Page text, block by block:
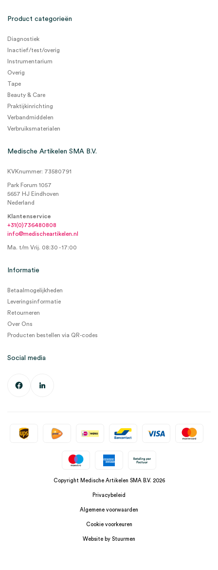
Product categorieën
Diagnostiek
Inactief/test/overig
Instrumentarium
Overig
Tape
Beauty & Care
Praktijkinrichting
Verbandmiddelen
Verbruiksmaterialen
Medische Artikelen SMA B.V.
KVKnummer: 73580791
Park Forum 1057
5657 HJ Eindhoven
Nederland
Klantenservice
+31(0)736480808
info@medischeartikelen.nl
Ma. t/m Vrij. 08:30 - 17:00
Informatie
Betaalmogelijkheden
Leveringsinformatie
Retourneren
Over Ons
Producten bestellen via QR-codes
Social media
Copyright Medische Artikelen SMA B.V. 2026
Privacybeleid
Algemene voorwaarden
Cookie voorkeuren
Website by Stuurmen